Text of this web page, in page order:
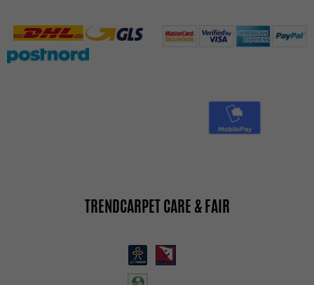
TRENDCARPET CARE & FAIR